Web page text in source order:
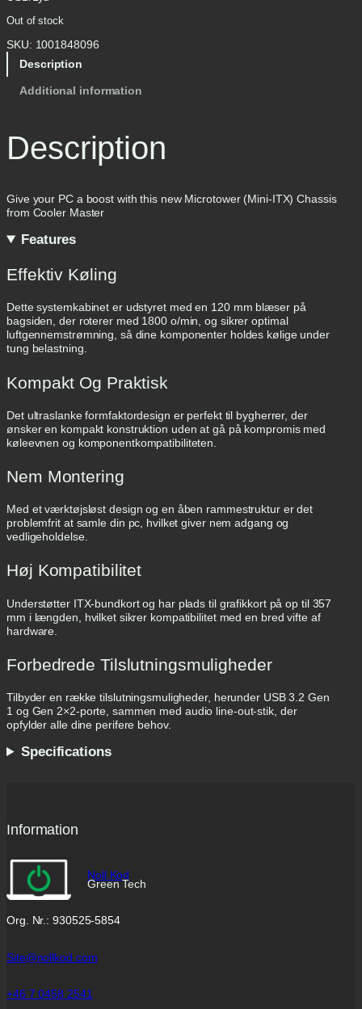
Out of stock
SKU: 1001848096
Description
Additional information
Description
Give your PC a boost with this new Microtower (Mini-ITX) Chassis
from Cooler Master
Features
Effektiv Køling
Dette systemkabinet er udstyret med en 120 mm blæser på
bagsiden, der roterer med 1800 o/min, og sikrer optimal
luftgennemstrømning, så dine komponenter holdes kølige under
tung belastning.
Kompakt Og Praktisk
Det ultraslanke formfaktordesign er perfekt til bygherrer, der
ønsker en kompakt konstruktion uden at gå på kompromis med
køleevnen og komponentkompatibiliteten.
Nem Montering
Med et værktøjsløst design og en åben rammestruktur er det
problemfrit at samle din pc, hvilket giver nem adgang og
vedligeholdelse.
Høj Kompatibilitet
Understøtter ITX-bundkort og har plads til grafikkort på op til 357
mm i længden, hvilket sikrer kompatibilitet med en bred vifte af
hardware.
Forbedrede Tilslutningsmuligheder
Tilbyder en række tilslutningsmuligheder, herunder USB 3.2 Gen
1 og Gen 2×2-porte, sammen med audio line-out-stik, der
opfylder alle dine perifere behov.
Specifications
Information
Noll Kod
Green Tech
Org. Nr.: 930525-5854
Site@nollkod.com
+46 7 0458 2541